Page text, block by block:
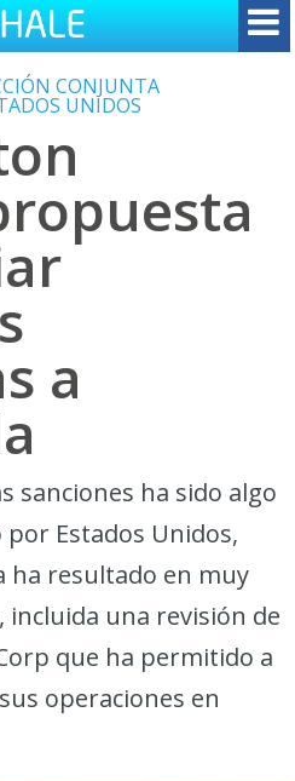
CONJUNTA
UNIDOS
a
sanciones ha sido algo
Estados Unidos,
ha resultado en muy
incluida una revisión de
que ha permitido a
operaciones en